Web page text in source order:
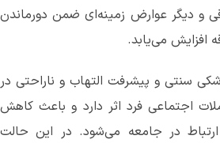
و دیگر عوارض‌ زمینه‌ای ضمن دورماندن
افزایش می‌یابد.
سنتی و پیشرفت التهاب و ناراحتی در
اجتماعی فرد اثر دارد و باعث کاهش
ارتباط در جامعه می‌شود. در این حالت